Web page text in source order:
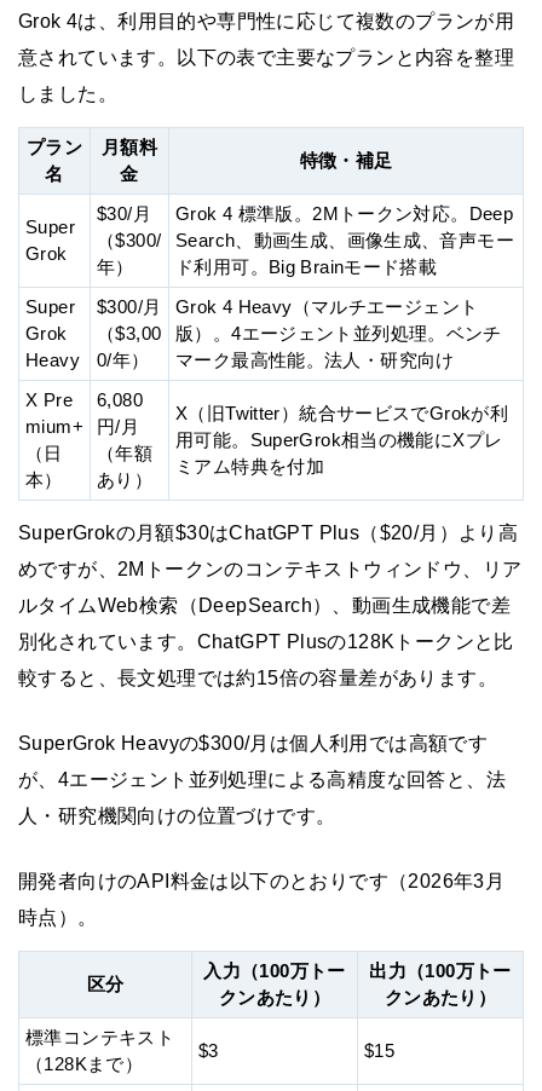
Grok 4は、利用目的や専門性に応じて複数のプランが用
意されています。以下の表で主要なプランと内容を整理
しました。
プラン
名
月額料
金
特徴・補足
Super
Grok
$30/月
（$300/
年）
Grok 4 標準版。2Mトークン対応。Deep
Search、動画生成、画像生成、音声モー
ド利用可。Big Brainモード搭載
Super
Grok
Heavy
$300/月
（$3,00
0/年）
Grok 4 Heavy（マルチエージェント
版）。4エージェント並列処理。ベンチ
マーク最高性能。法人・研究向け
X Pre
mium+
（日
本）
6,080
円/月
（年額
あり）
X（旧Twitter）統合サービスでGrokが利
用可能。SuperGrok相当の機能にXプレ
ミアム特典を付加
SuperGrokの月額$30はChatGPT Plus（$20/月）より高
めですが、2Mトークンのコンテキストウィンドウ、リア
ルタイムWeb検索（DeepSearch）、動画生成機能で差
別化されています。ChatGPT Plusの128Kトークンと比
較すると、長文処理では約15倍の容量差があります。
SuperGrok Heavyの$300/月は個人利用では高額です
が、4エージェント並列処理による高精度な回答と、法
人・研究機関向けの位置づけです。
開発者向けのAPI料金は以下のとおりです（2026年3月
時点）。
区分
入力（100万トー
クンあたり）
出力（100万トー
クンあたり）
標準コンテキスト
（128Kまで）
$3 $15